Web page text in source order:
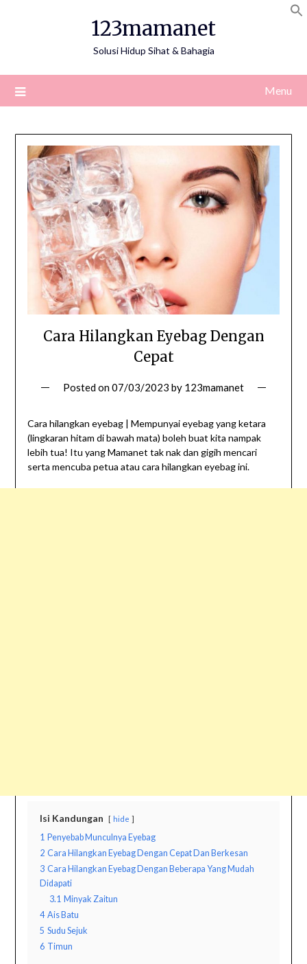
123mamanet
Solusi Hidup Sihat & Bahagia
Menu
Cara Hilangkan Eyebag Dengan
Cepat
Posted on07/03/2023 by 123mamanet
Cara hilangkan eyebag | Mempunyai eyebag yang ketara
(lingkaran hitam di bawah mata) boleh buat kita nampak
lebih tua! Itu yang Mamanet tak nak dan gigih mencari
serta mencuba petua atau cara hilangkan eyebag ini.
Isi Kandungan hide
1 Penyebab Munculnya Eyebag
2 Cara Hilangkan Eyebag Dengan Cepat Dan Berkesan
3 Cara Hilangkan Eyebag Dengan Beberapa Yang Mudah
Didapati
3.1 Minyak Zaitun
4 Ais Batu
5 Sudu Sejuk
6 Timun